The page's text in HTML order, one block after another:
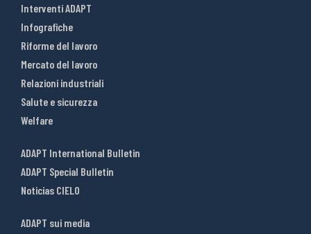
Interventi ADAPT
Infografiche
Riforme del lavoro
Mercato del lavoro
Relazioni industriali
Salute e sicurezza
Welfare
ADAPT International Bulletin
ADAPT Special Bulletin
Noticias CIELO
ADAPT sui media